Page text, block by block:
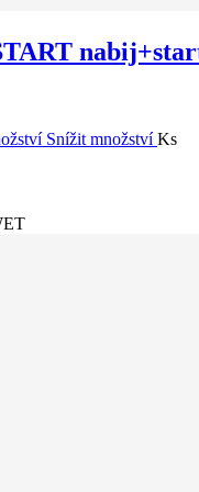
Snížit množstvíKs